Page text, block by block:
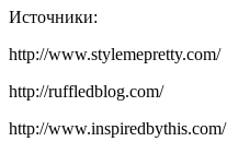
Источники:
http://www.stylemepretty.com/
http://ruffledblog.com/
http://www.inspiredbythis.com/